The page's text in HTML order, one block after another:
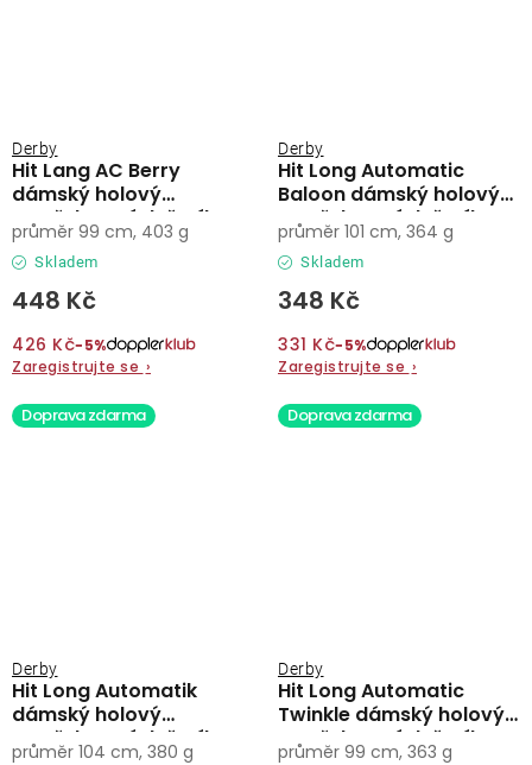
Hit Lang AC Berry
dámský holový
vystřelovací deštník
Derby
Skladem
448 Kč
426 Kč−5%
Zaregistrujte se ›
průměr 99 cm, 403 g
Hit Long Automatic
Baloon dámský holový
vystřelovací deštník
Derby
Skladem
348 Kč
331 Kč−5%
Zaregistrujte se ›
průměr 101 cm, 364 g
Doprava zdarma
Hit Long Automatik
dámský holový
vystřelovací deštník
Derby
průměr 104 cm, 380 g
Doprava zdarma
Hit Long Automatic
Twinkle dámský holový
vystřelovací deštník
Derby
průměr 99 cm, 363 g